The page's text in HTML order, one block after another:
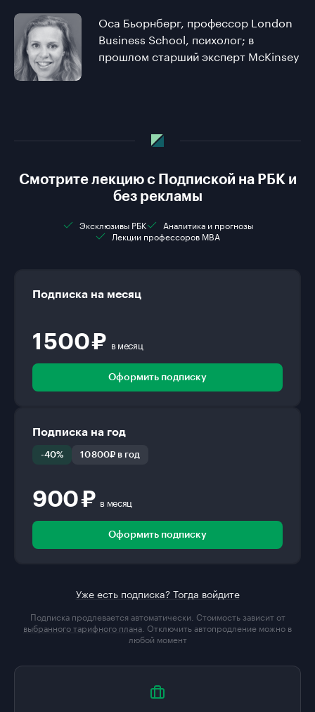
Оса Бьорнберг, профессор London
Business School, психолог; в
прошлом старший эксперт McKinsey
Смотрите лекцию с Подпиской на РБК и
без рекламы
Эксклюзивы РБК
Аналитика и прогнозы
Лекции профессоров MBA
Подписка на месяц
1 500 ₽ в месяц
Оформить подписку
Подписка на год
-40% 10 800₽ в год
900 ₽ в месяц
Оформить подписку
Уже есть подписка? Тогда войдите
Подписка продлевается автоматически. Стоимость зависит от
выбранного тарифного плана . Отключить автопродление можно в
любой момент